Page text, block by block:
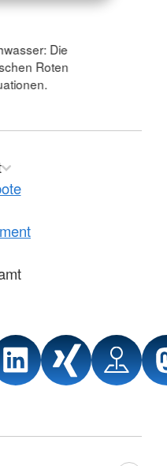
Die
Roten